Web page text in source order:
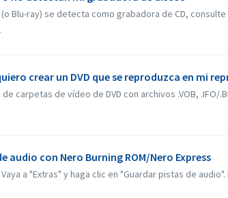
(o Blu-ray) se detecta como grabadora de CD,
crear un DVD que se reproduzca en mi
carpetas de vídeo de DVD con archivos .VOB, .IFO/
audio con Nero Burning ROM/Nero Express
a "Extras" y haga clic en "Guardar pistas de